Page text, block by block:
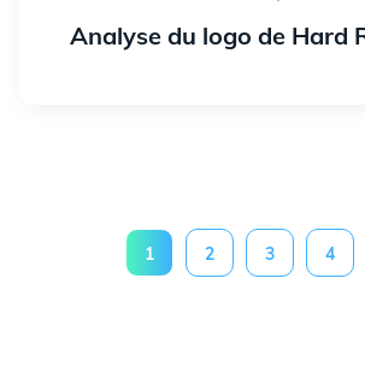
Analyse du logo de Hard
1 2 3 4